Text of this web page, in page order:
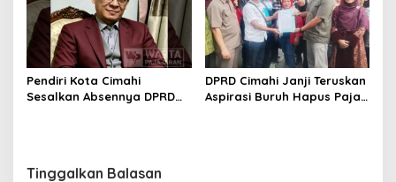
Pendiri Kota Cimahi
Sesalkan Absennya DPRD
DPRD Cimahi Janji Teruskan
Aspirasi Buruh Hapus Pajak
Tinggalkan Balasan